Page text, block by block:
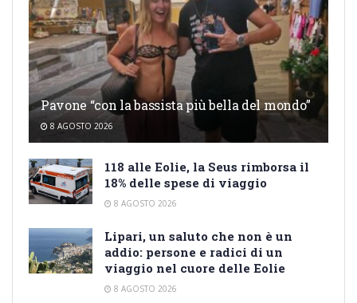
Pavone “con la bassista più bella del mondo”
8 AGOSTO 2026
118 alle Eolie, la Seus rimborsa il
18% delle spese di viaggio
8 AGOSTO 2026
Lipari, un saluto che non è un
addio: persone e radici di un
viaggio nel cuore delle Eolie
8 AGOSTO 2026